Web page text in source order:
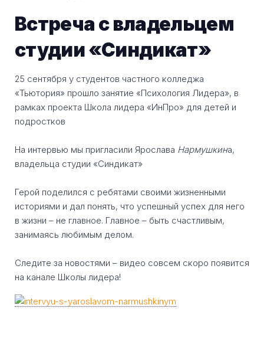
Встреча с владельцем
студии «Синдикат»
25 сентября у студентов частного колледжа
«Тьютория» прошло занятие «Психология Лидера», в
рамках проекта Школа лидера «ИнПро» для детей и
подростков
На интервью мы пригласили Ярослава Нармушкина,
владельца студии «Синдикат»
Герой поделился с ребятами своими жизненными
историями и дал понять, что успешный успех для него
в жизни – не главное. Главное – быть счастливым,
занимаясь любимым делом.
Следите за новостями – видео совсем скоро появится
на канале Школы лидера!